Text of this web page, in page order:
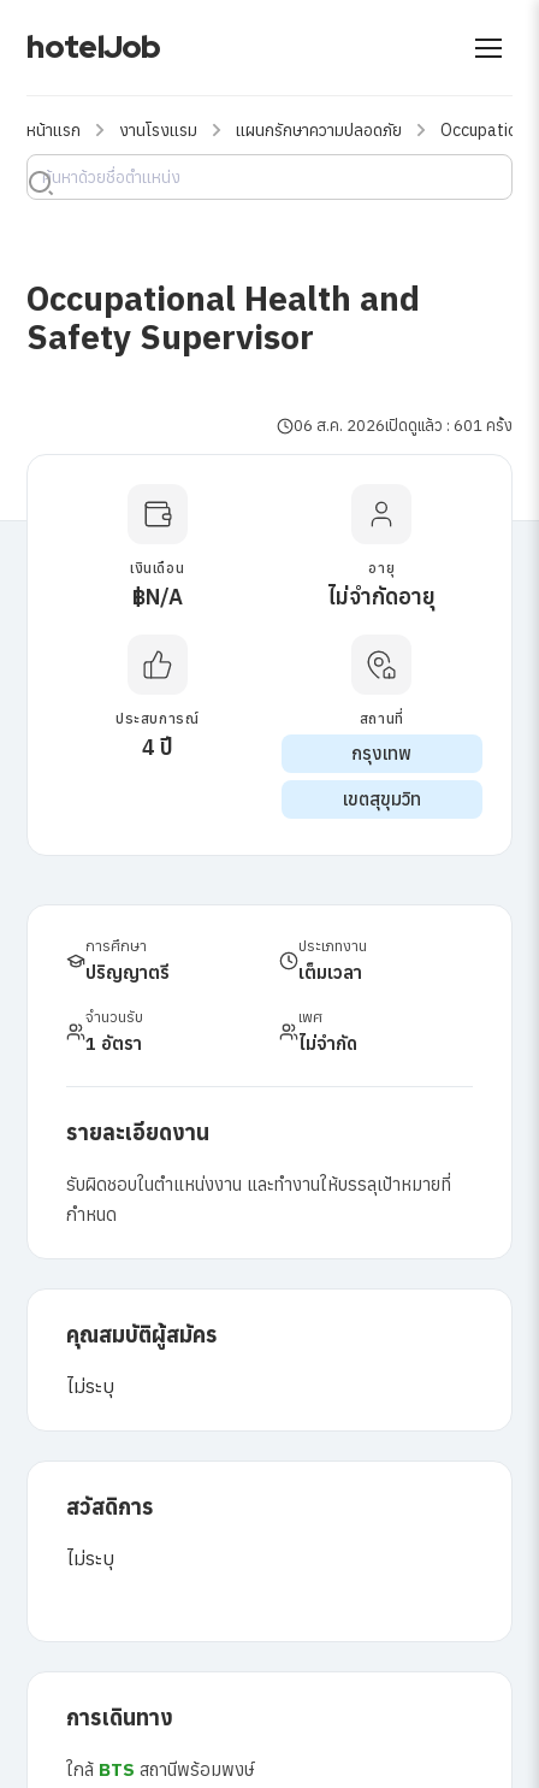
hotelJob
หน้าแรก งานโรงแรม แผนกรักษาความปลอดภัย
Occupational Health and
Safety Supervisor
06 ส.ค. 2026เปิดดูแล้ว : 601 ครั้ง
เงินเดือน
฿N/A
อายุ
ไม่จำกัดอายุ
ประสบการณ์
4 ปี
สถานที่
กรุงเทพ
เขตสุขุมวิท
การศึกษา
ปริญญาตรี
ประเภทงาน
เต็มเวลา
จำนวนรับ
1 อัตรา
เพศ
ไม่จำกัด
รายละเอียดงาน
รับผิดชอบในตำแหน่งงาน และทำงานให้บรรลุเป้าหมายที่
กำหนด
คุณสมบัติผู้สมัคร
ไม่ระบุ
สวัสดิการ
ไม่ระบุ
การเดินทาง
ใกล้ BTS สถานีพร้อมพงษ์